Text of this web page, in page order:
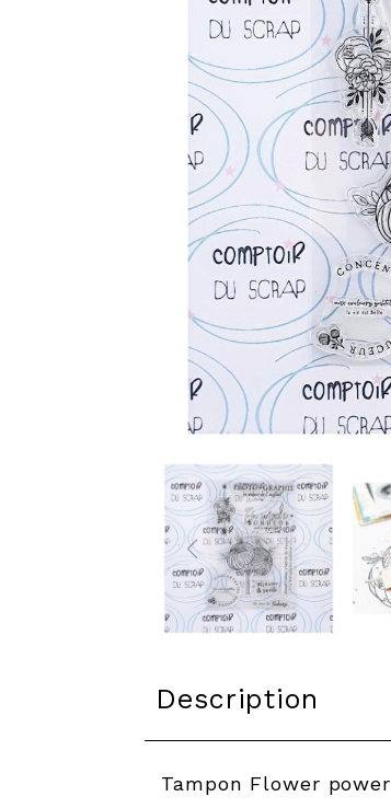
Description
Tampon Flower power